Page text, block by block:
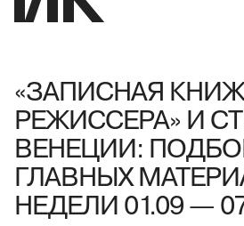
«ЗАПИСНАЯ
РЕЖИССЕРА» И
ВЕНЕЦИИ:
ГЛАВНЫХ
НЕДЕЛИ 01.09 —